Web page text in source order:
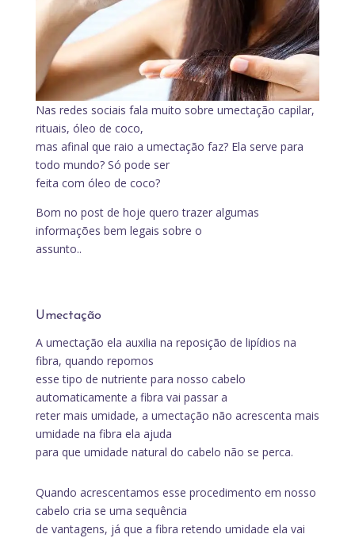
Nas redes sociais fala muito sobre umectação capilar,
rituais, óleo de coco,
mas afinal que raio a umectação faz? Ela serve para
todo mundo? Só pode ser
feita com óleo de coco?
Bom no post de hoje quero trazer algumas
informações bem legais sobre o
assunto..
Umectação
A umectação ela auxilia na reposição de lipídios na
fibra, quando repomos
esse tipo de nutriente para nosso cabelo
automaticamente a fibra vai passar a
reter mais umidade, a umectação não acrescenta mais
umidade na fibra ela ajuda
para que umidade natural do cabelo não se perca.
Quando acrescentamos esse procedimento em nosso
cabelo cria se uma sequência
de vantagens, já que a fibra retendo umidade ela vai